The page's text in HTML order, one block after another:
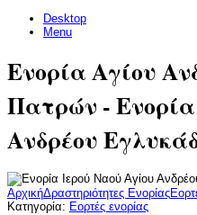
Desktop
Menu
Ενορία Αγίου
Πατρών -
Ανδρέου
ΑρχικήΔραστηριότητες Ενορίας
Κατηγορία: Εορτές ενορίας